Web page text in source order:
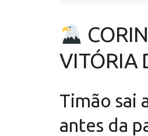
VITÓRIA
Timão sai
antes da